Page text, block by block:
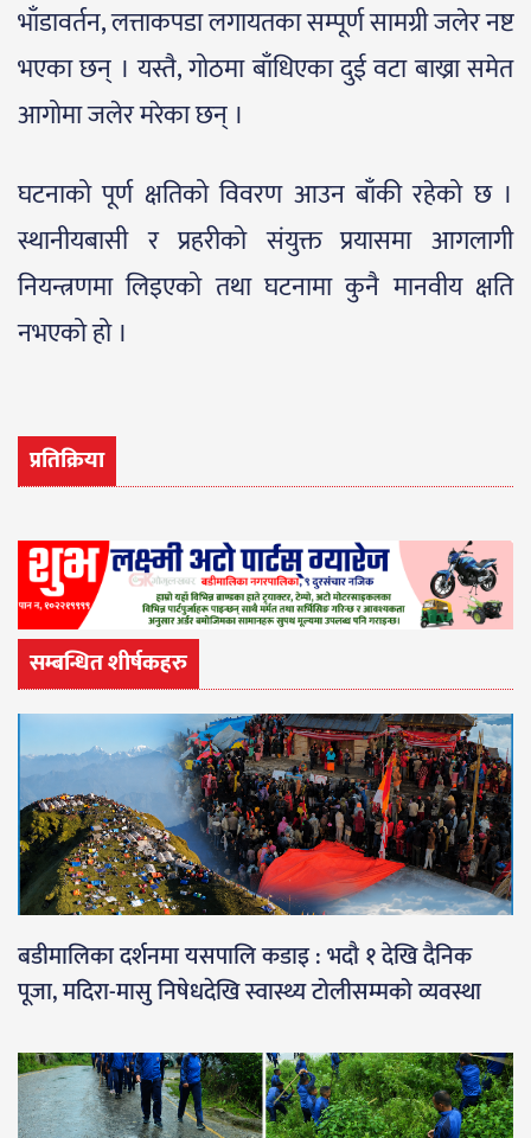
भाँडावर्तन, लत्ताकपडा लगायतका सम्पूर्ण सामग्री जलेर नष्ट
भएका छन् । यस्तै, गोठमा बाँधिएका दुई वटा बाख्रा समेत
आगोमा जलेर मरेका छन् ।
घटनाको पूर्ण क्षतिको विवरण आउन बाँकी रहेको छ ।
स्थानीयबासी र प्रहरीको संयुक्त प्रयासमा आगलागी
नियन्त्रणमा लिइएको तथा घटनामा कुनै मानवीय क्षति
नभएको हो ।
प्रतिक्रिया
सम्बन्धित शीर्षकहरु
बडीमालिका दर्शनमा यसपालि कडाइ : भदौ १ देखि दैनिक
पूजा, मदिरा-मासु निषेधदेखि स्वास्थ्य टोलीसम्मको व्यवस्था